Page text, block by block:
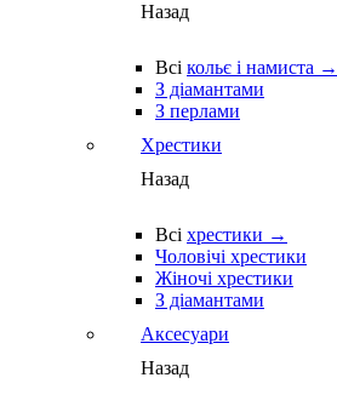
Назад
Всі кольє і намиста →
З діамантами
З перлами
Хрестики
Назад
Всі хрестики →
Чоловічі хрестики
Жіночі хрестики
З діамантами
Аксесуари
Назад